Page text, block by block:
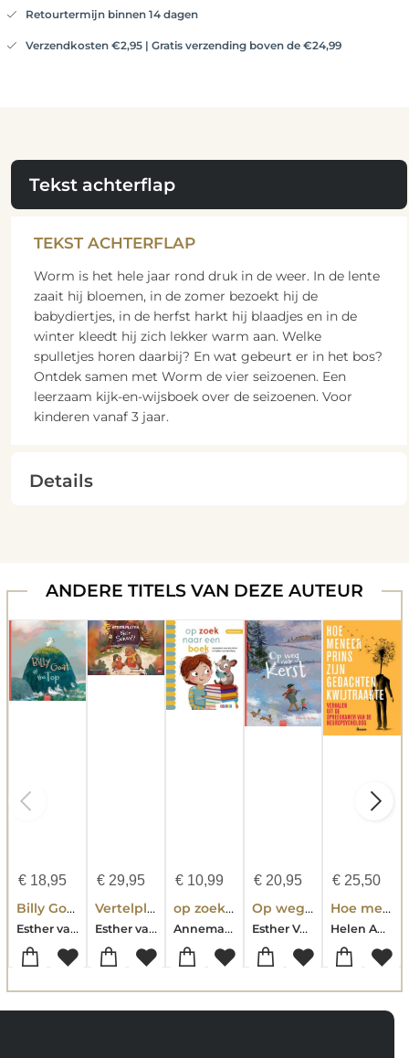
Retourtermijn binnen 14 dagen
Verzendkosten €2,95 | Gratis verzending boven de €24,99
Tekst achterflap
TEKST ACHTERFLAP
Worm is het hele jaar rond druk in de weer. In de lente
zaait hij bloemen, in de zomer bezoekt hij de
babydiertjes, in de herfst harkt hij blaadjes en in de
winter kleedt hij zich lekker warm aan. Welke
spulletjes horen daarbij? En wat gebeurt er in het bos?
Ontdek samen met Worm de vier seizoenen. Een
leerzaam kijk-en-wijsboek over de seizoenen. Voor
kinderen vanaf 3 jaar.
Details
ANDERE TITELS VAN DEZE AUTEUR
€18,95
Billy Goat at the Top
Esther van den Berg
€29,95
Vertelplaten. Naar school
Esther van den Berg
€ 10,99
op zoek naar een boek
Annemarie van den Brink
€ 20,95
Op weg naar kerst
Esther Van Den Berg
€ 25,50
Hoe meneer Prins zijn gedachten kwijtraakte
Helen Anema-Esther van den Berg-Sarai Boelema-Annelies Buhrmann-Irene Huenges Wajer-Josje Kal-Mariska Mantione-Carla Ruis-Haike van Stralen-Kim Verweij-Martine van Zandvoort